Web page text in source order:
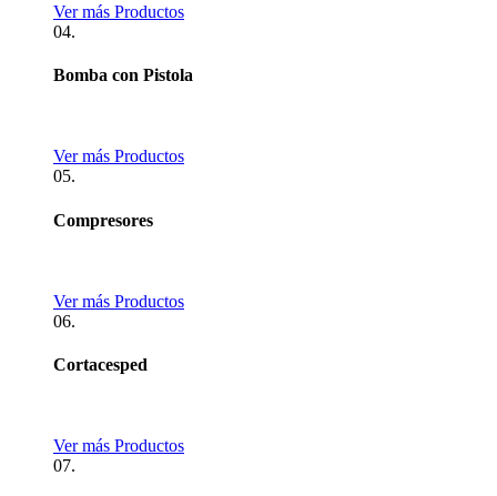
Ver más Productos
04.
Bomba con Pistola
Ver más Productos
05.
Compresores
Ver más Productos
06.
Cortacesped
Ver más Productos
07.